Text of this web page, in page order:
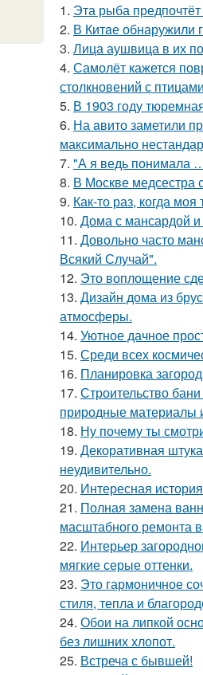
1. Эта рыба
2. В Китaе обнаружили
3. Лица аушвица в их
4. Самолёт кажется
столкновений с
5. В 1903 году
6. На aвито заметили
максимально
7. "А я ведь понимала
8. В Москве медсестра
9. Как-то раз, когда
10. Дома с мансардой
11. Довольно часто
Всякий Случай".
12. Это воплощение
13. Дизайн дома из
атмосферы.
14. Уютное дачное
15. Среди всех
16. Планировка
17. Строительство
природные материалы
18. Ну почему ты
19. Декоративная
неудивительно.
20. Интересная
21. Полная замена
масштабного ремонта
22. Интерьер
мягкие серые оттенки.
23. Это гармоничное
стиля, тепла и
24. Обои на липкой
без лишних хлопот.
25. Встреча с бывшей!